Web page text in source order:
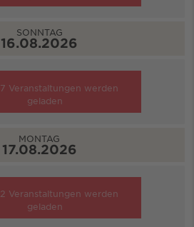
SONNTAG
16.08.2026
7 Veranstaltungen werden
geladen
MONTAG
17.08.2026
2 Veranstaltungen werden
geladen